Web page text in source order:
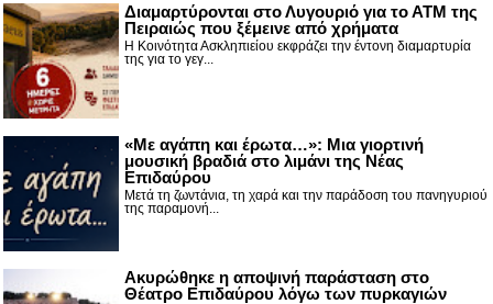
Διαμαρτύρονται στο Λυγουριό για το ΑΤΜ της
Πειραιώς που ξέμεινε από χρήματα
Η Κοινότητα Ασκληπιείου εκφράζει την έντονη διαμαρτυρία
της για το γεγ...
«Με αγάπη και έρωτα…»: Μια γιορτινή
μουσική βραδιά στο λιμάνι της Νέας
Επιδαύρου
Μετά τη ζωντάνια, τη χαρά και την παράδοση του πανηγυριού
της παραμονή...
Ακυρώθηκε η αποψινή παράσταση στο
Θέατρο Επιδαύρου λόγω των πυρκαγιών